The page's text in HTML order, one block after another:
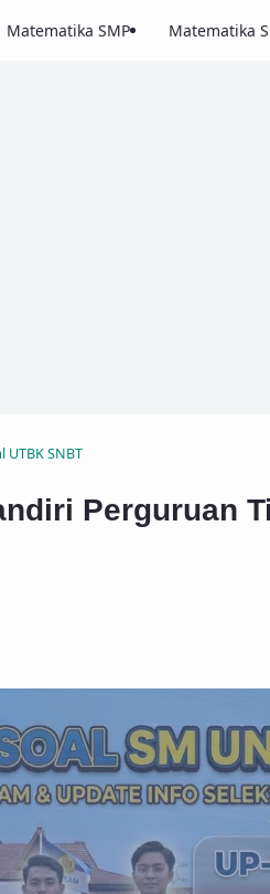
Matematika SMP Matematika
UTBK SNBT
Perguruan